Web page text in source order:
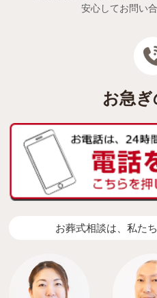
安心してお問い
お急
お葬式相談は、私た